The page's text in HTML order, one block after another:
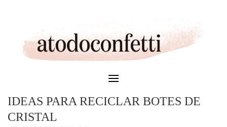
IDEAS PARA RECICLAR BOTES DE
CRISTAL